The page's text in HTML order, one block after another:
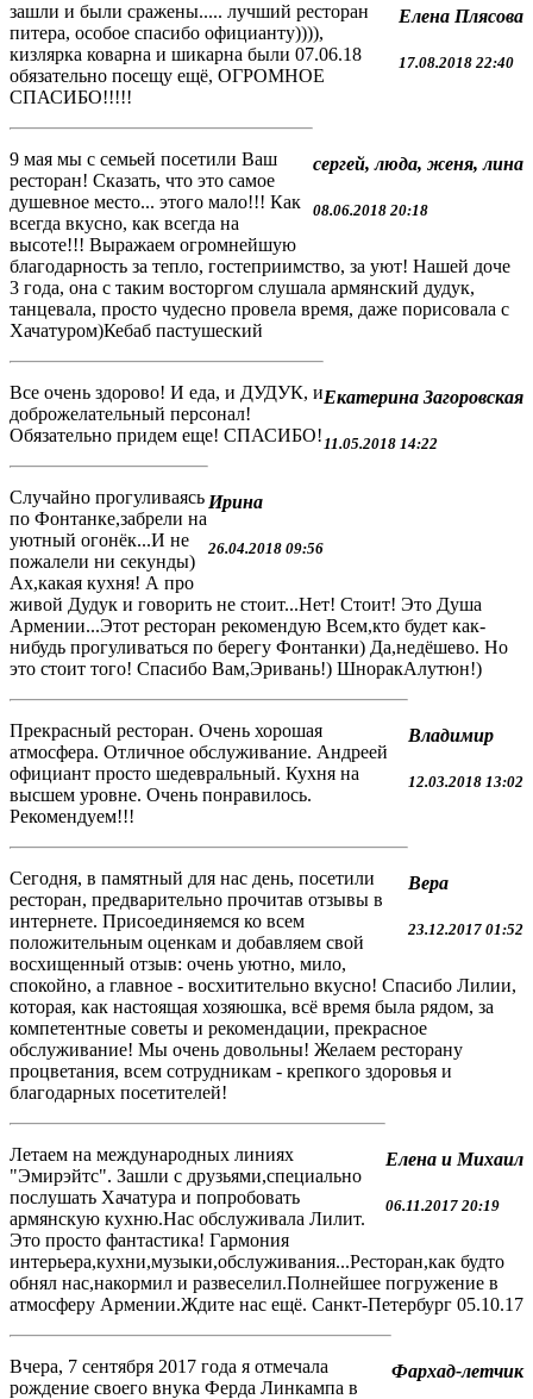
Елена Плясова
17.08.2018 22:40
зашли и были сражены..... лучший ресторан
питера, особое спасибо официанту)))),
кизлярка коварна и шикарна были 07.06.18
обязательно посещу ещё, ОГРОМНОЕ
СПАСИБО!!!!!
сергей, люда, женя, лина
08.06.2018 20:18
9 мая мы с семьей посетили Ваш
ресторан! Сказать, что это самое
душевное место... этого мало!!! Как
всегда вкусно, как всегда на
высоте!!! Выражаем огромнейшую
благодарность за тепло, гостеприимство, за уют! Нашей доче
3 года, она с таким восторгом слушала армянский дудук,
танцевала, просто чудесно провела время, даже порисовала с
Хачатуром)Кебаб пастушеский
Екатерина Загоровская
11.05.2018 14:22
Все очень здорово! И еда, и ДУДУК, и
доброжелательный персонал!
Обязательно придем еще! СПАСИБО!
Ирина
26.04.2018 09:56
Случайно прогуливаясь
по Фонтанке,забрели на
уютный огонёк...И не
пожалели ни секунды)
Ах,какая кухня! А про
живой Дудук и говорить не стоит...Нет! Стоит! Это Душа
Армении...Этот ресторан рекомендую Всем,кто будет как-
нибудь прогуливаться по берегу Фонтанки) Да,недёшево. Но
это стоит того! Спасибо Вам,Эривань!) ШноракАлутюн!)
Владимир
12.03.2018 13:02
Прекрасный ресторан. Очень хорошая
атмосфера. Отличное обслуживание. Андреей
официант просто шедевральный. Кухня на
высшем уровне. Очень понравилось.
Рекомендуем!!!
Вера
23.12.2017 01:52
Сегодня, в памятный для нас день, посетили
ресторан, предварительно прочитав отзывы в
интернете. Присоединяемся ко всем
положительным оценкам и добавляем свой
восхищенный отзыв: очень уютно, мило,
спокойно, а главное - восхитительно вкусно! Спасибо Лилии,
которая, как настоящая хозяюшка, всё время была рядом, за
компетентные советы и рекомендации, прекрасное
обслуживание! Мы очень довольны! Желаем ресторану
процветания, всем сотрудникам - крепкого здоровья и
благодарных посетителей!
Елена и Михаил
06.11.2017 20:19
Летаем на международных линиях
"Эмирэйтс". Зашли с друзьями,специально
послушать Хачатура и попробовать
армянскую кухню.Нас обслуживала Лилит.
Это просто фантастика! Гармония
интерьера,кухни,музыки,обслуживания...Ресторан,как будто
обнял нас,накормил и развеселил.Полнейшее погружение в
атмосферу Армении.Ждите нас ещё. Санкт-Петербург 05.10.17
Фархад-летчик
Вчера, 7 сентября 2017 года я отмечала
рождение своего внука Ферда Линкампа в